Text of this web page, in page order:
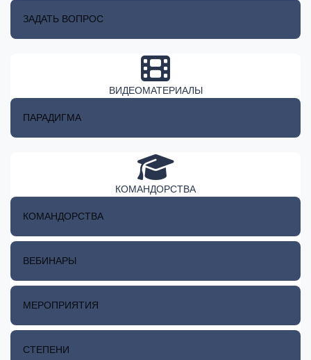
ЗАДАТЬ ВОПРОС
ВИДЕОМАТЕРИАЛЫ
ПАРАДИГМА
КОМАНДОРСТВА
КОМАНДОРСТВА
ВЕБИНАРЫ
МЕРОПРИЯТИЯ
СТЕПЕНИ